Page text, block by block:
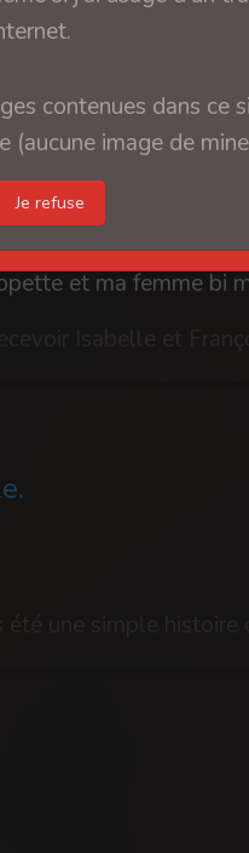
contenues dans ce
(aucune image de
Je refuse